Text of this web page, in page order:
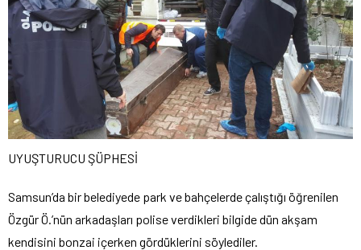
UYUŞTURUCU ŞÜPHESİ
Samsun’da bir belediyede park ve bahçelerde çalıştığı öğrenilen
Özgür Ö.’nün arkadaşları polise verdikleri bilgide dün akşam
kendisini bonzai içerken gördüklerini söylediler.